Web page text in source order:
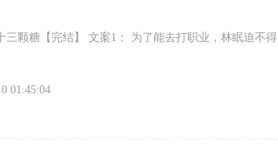
三颗糖【完结】 文案1： 为了能去打职业，林眠迫不得
01:45:04